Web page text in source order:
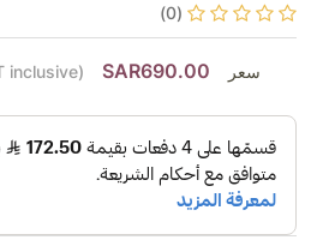
(0)
سعر SAR690.00
(VAT inclusive)